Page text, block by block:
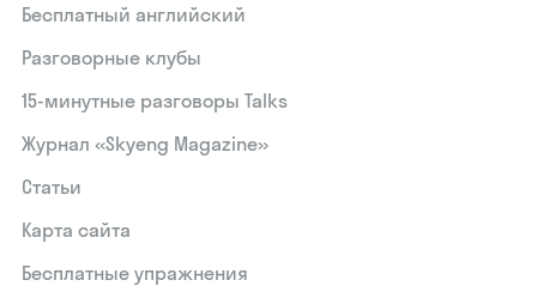
Бесплатный английский
Разговорные клубы
15‑минутные разговоры Talks
Журнал «Skyeng Magazine»
Статьи
Карта сайта
Бесплатные упражнения